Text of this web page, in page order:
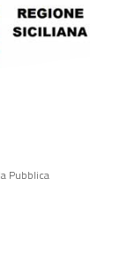
Pubblica